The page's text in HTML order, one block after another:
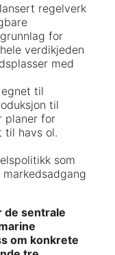
regelverk
for
verdikjeden
med
til
til
planer for
til havs ol.
som
de sentrale
om konkrete